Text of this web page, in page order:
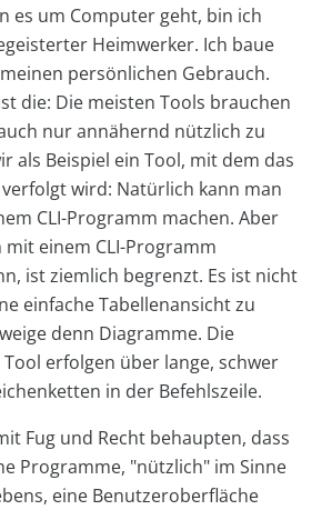
es um Computer geht, bin ich
Heimwerker. Ich baue
persönlichen Gebrauch.
die: Die meisten Tools brauchen
nur annähernd nützlich zu
als Beispiel ein Tool, mit dem das
wird: Natürlich kann man
CLI-Programm machen. Aber
mit einem CLI-Programm
ist ziemlich begrenzt. Es ist nicht
einfache Tabellenansicht zu
denn Diagramme. Die
Tool erfolgen über lange, schwer
in der Befehlszeile.
Fug und Recht behaupten, dass
Programme, "nützlich" im Sinne
eine Benutzeroberfläche